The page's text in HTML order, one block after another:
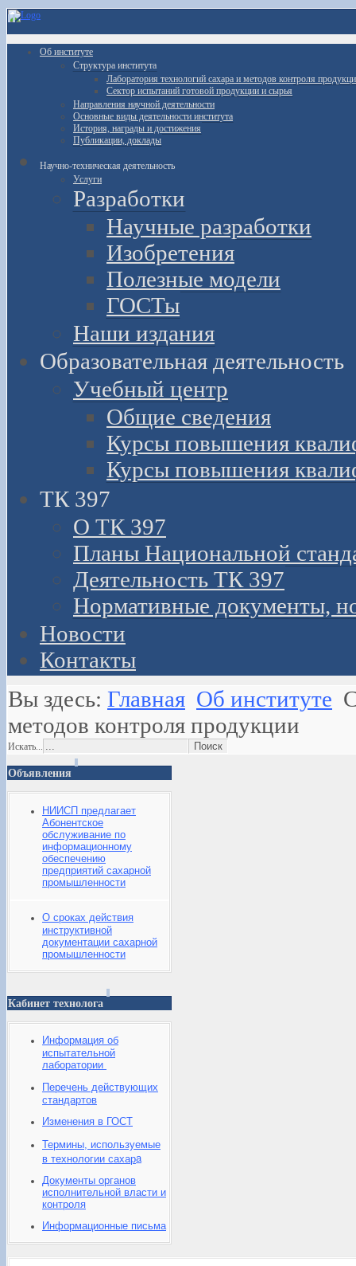
Об институте
Структура института
Лаборатория технологий сахара и методов контроля
Сектор испытаний готовой продукции и сырья
Направления научной деятельности
Основные виды деятельности института
История, награды и достижения
Публикации, доклады
Научно-техническая деятельность
Услуги
Разработки
Научные разработки
Изобретения
Полезные модели
ГОСТы
Наши издания
Образовательная деятельность
Учебный центр
Общие сведения
Курсы повышения
Курсы повышения
ТК 397
О ТК 397
Планы Национальной
Деятельность ТК 397
Нормативные документы,
Новости
Контакты
Вы здесь: Главная Об институте
методов контроля продукции
Искать...
Объявления
НИИСП предлагает
Абонентское
обслуживание по
информационному
обеспечению
предприятий сахарной
промышленности
О сроках действия
инструктивной
документации сахарной
промышленности
Кабинет технолога
Информация об
испытательной
лаборатории
Перечень действующих
стандартов
Изменения в ГОСТ
Термины, используемые
в технологии сахара
Документы органов
исполнительной власти и
контроля
Информационные письма